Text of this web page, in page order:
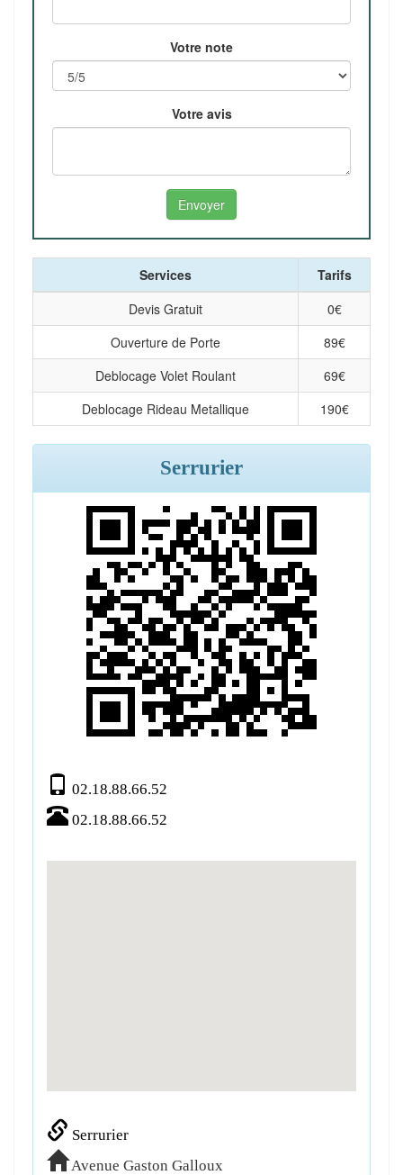
Votre note
Votre avis
Services
Tarifs
Devis Gratuit
0€
Ouverture de Porte
89€
Deblocage Volet Roulant
69€
Deblocage Rideau Metallique
190€
Serrurier
02.18.88.66.52
02.18.88.66.52
Serrurier
Avenue Gaston Galloux